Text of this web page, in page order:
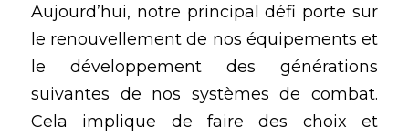
Aujourd’hui, notre principal défi porte sur
le renouvellement de nos équipements et
le développement des générations
suivantes de nos systèmes de combat.
Cela implique de faire des choix et